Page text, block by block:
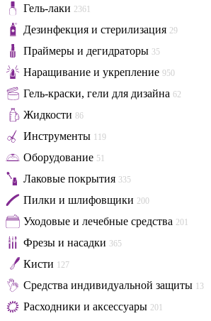
Гель-лаки 2361
Дезинфекция и стерилизация 29
Праймеры и дегидраторы 35
Наращивание и укрепление 950
Гель-краски, гели для дизайна 62
Жидкости 86
Инструменты 119
Оборудование 51
Лаковые покрытия 335
Пилки и шлифовщики 200
Уходовые и лечебные средства 201
Фрезы и насадки 365
Кисти 127
Средства индивидуальной защиты 13
Расходники и аксессуары 201